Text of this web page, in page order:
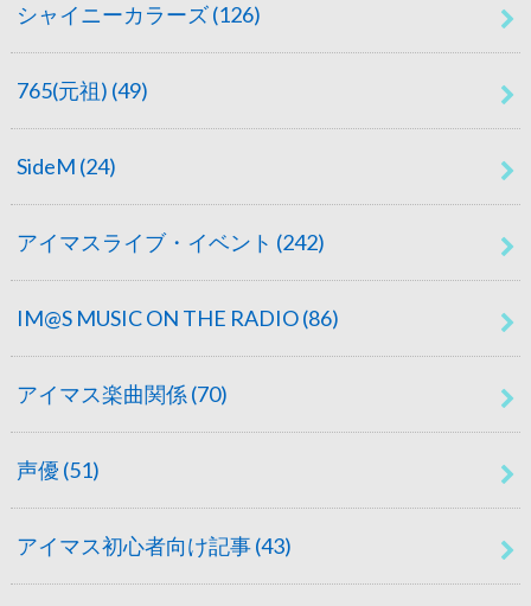
シャイニーカラーズ(126)
765(元祖) (49)
SideM (24)
アイマスライブ・イベント (242)
IM@S MUSIC ON THE RADIO(86)
アイマス楽曲関係 (70)
声優 (51)
アイマス初心者向け記事(43)